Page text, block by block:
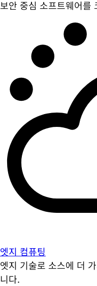
보안 중심 소프트웨어를
엣지 컴퓨팅
엣지 기술로 소스에 더
니다.